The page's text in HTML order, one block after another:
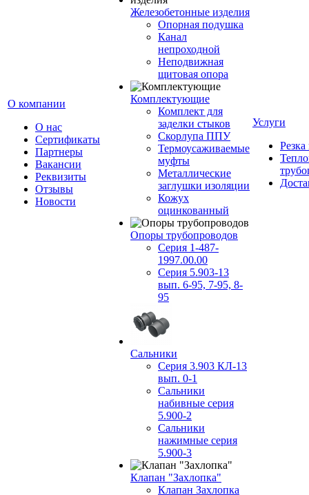
О компании
О нас
Сертификаты
Партнеры
Вакансии
Реквизиты
Отзывы
Новости
Железобетонные изделия
Опорная подушка
Канал
непроходной
Неподвижная
щитовая опора
Комплектующие
Комплект для
заделки стыков
Скорлупа ППУ
Термоусаживаемые
муфты
Металлические
заглушки изоляции
Кожух
оцинкованный
Опоры трубопроводов
Серия 1-487-
1997.00.00
Серия 5.903-13
вып. 6-95, 7-95, 8-
95
Сальники
Серия 3.903 КЛ-13
вып. 0-1
Сальники
набивные серия
5.900-2
Сальники
нажимные серия
5.900-3
Клапан "Захлопка"
Клапан Захлопка
Услуги
Резка